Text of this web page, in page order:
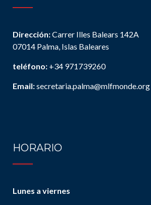
Dirección:Carrer Illes Balears 142A
07014 Palma, Islas Baleares
teléfono: +34 971739260
Email:secretaria.palma@mlfmonde.org
HORARIO
Lunes a viernes